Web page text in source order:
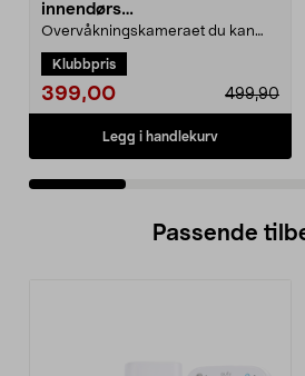
innendørs
overvåkningskamera
Overvåkningskameraet du kan
smart KI. TP-Link Tapo ...
Klubbpris
399,00 499,90
Legg i handlekurv
Passende